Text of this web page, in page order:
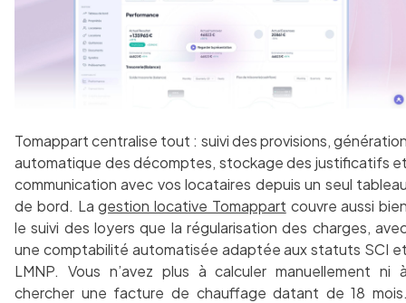
Tomappart centralise tout : suivi des provisions,
automatique des décomptes, stockage des justificatifs
communication avec vos locataires depuis un seul
de bord. Lagestion locative Tomappart couvre aussi
le suivi des loyers que la régularisation des charges,
une comptabilité automatisée adaptée aux statuts SCI
LMNP. Vous n’avez plus à calculer manuellement ni
chercher une facture de chauffage datant de 18